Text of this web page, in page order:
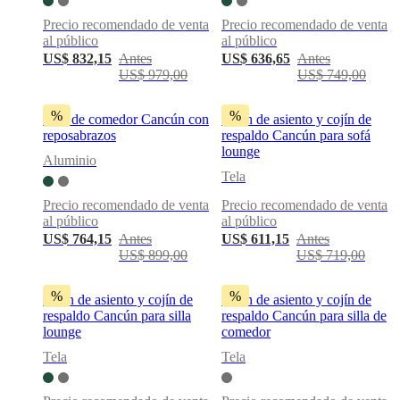
Precio recomendado de venta
al público
US$ 832,15 Antes
US$ 979,00
Precio recomendado de venta
al público
US$ 636,65 Antes
US$ 749,00
%
Silla de comedor Cancún con
reposabrazos
Aluminio
Precio recomendado de venta
al público
US$ 764,15 Antes
US$ 899,00
%
Cojín de asiento y cojín de
respaldo Cancún para sofá
lounge
Tela
Precio recomendado de venta
al público
US$ 611,15 Antes
US$ 719,00
%
Cojín de asiento y cojín de
respaldo Cancún para silla
lounge
Tela
%
Cojín de asiento y cojín de
respaldo Cancún para silla de
comedor
Tela